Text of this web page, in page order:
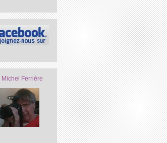
Ferrière